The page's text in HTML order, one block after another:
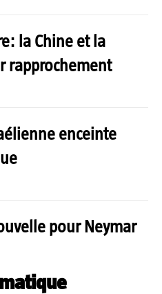
la Chine et la
rapprochement
enceinte
pour Neymar